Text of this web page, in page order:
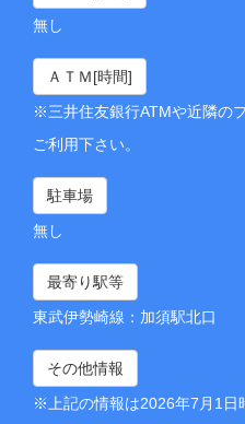
無し
ＡＴＭ[時間]
※三井住友銀行ATMや近隣の
ご利用下さい。
駐車場
無し
最寄り駅等
東武伊勢崎線：加須駅北口
その他情報
※上記の情報は2026年7月1日